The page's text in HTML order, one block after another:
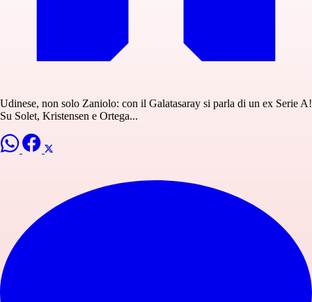
Udinese, non solo Zaniolo: con il Galatasaray si parla di un ex Serie A!
Su Solet, Kristensen e Ortega...